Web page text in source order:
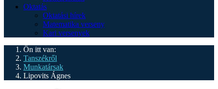
Oktatás
Oktatási hírek
Matematika verseny
Kari versenyek
Ön itt van:
Tanszékről
Munkatársak
Lipovits Ágnes